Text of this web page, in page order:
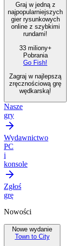
Graj w jedną z
najpopularniejszych
gier rysunkowych
online z szybkimi
rundami!
33 miliony+
Pobrania
Go Fish!
Zagraj w najlepszą
zręcznościową grę
wędkarską!
Nasze
gry
Wydawnictwo
PC
i
konsole
Zgłoś
grę
Nowości
Nowe wydanie
Town to City